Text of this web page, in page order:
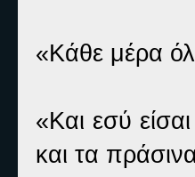
«Κάθε μέρα
«Και εσύ
και τα